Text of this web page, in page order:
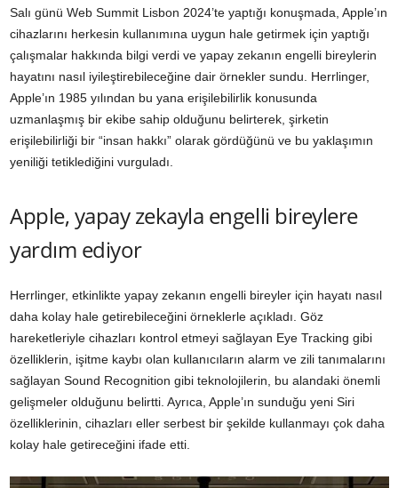
Salı günü Web Summit Lisbon 2024’te yaptığı konuşmada, Apple’ın
cihazlarını herkesin kullanımına uygun hale getirmek için yaptığı
çalışmalar hakkında bilgi verdi ve yapay zekanın engelli bireylerin
hayatını nasıl iyileştirebileceğine dair örnekler sundu. Herrlinger,
Apple’ın 1985 yılından bu yana erişilebilirlik konusunda
uzmanlaşmış bir ekibe sahip olduğunu belirterek, şirketin
erişilebilirliği bir “insan hakkı” olarak gördüğünü ve bu yaklaşımın
yeniliği tetiklediğini vurguladı.
Apple, yapay zekayla engelli bireylere
yardım ediyor
Herrlinger, etkinlikte yapay zekanın engelli bireyler için hayatı nasıl
daha kolay hale getirebileceğini örneklerle açıkladı. Göz
hareketleriyle cihazları kontrol etmeyi sağlayan Eye Tracking gibi
özelliklerin, işitme kaybı olan kullanıcıların alarm ve zili tanımalarını
sağlayan Sound Recognition gibi teknolojilerin, bu alandaki önemli
gelişmeler olduğunu belirtti. Ayrıca, Apple’ın sunduğu yeni Siri
özelliklerinin, cihazları eller serbest bir şekilde kullanmayı çok daha
kolay hale getireceğini ifade etti.